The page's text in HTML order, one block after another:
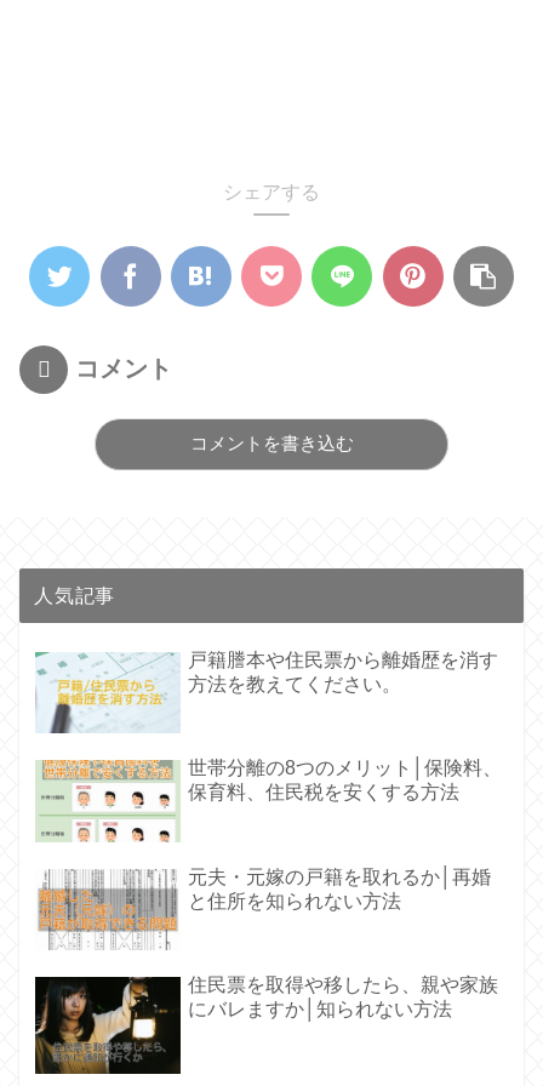
シェアする
コメント
コメントを書き込む
人気記事
戸籍謄本や住民票から離婚歴を消す
方法を教えてください。
世帯分離の8つのメリット│保険料、
保育料、住民税を安くする方法
元夫・元嫁の戸籍を取れるか│再婚
と住所を知られない方法
住民票を取得や移したら、親や家族
にバレますか│知られない方法